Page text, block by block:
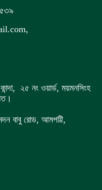
কান্দা, ২৫ নং ওয়ার্ড, ময়মনসিংহ
বাবু রোড, আমপট্টি,